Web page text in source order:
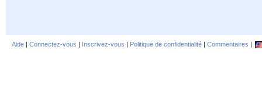
Aide | Connectez-vous | Inscrivez-vous | Politique de confidentialité | Commentaires |